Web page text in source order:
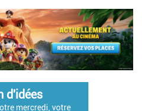
d'idées
mercredi, votre